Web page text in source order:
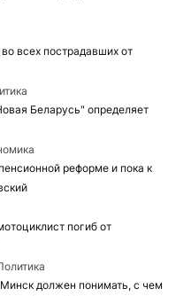
всех пострадавших от
Беларусь" определяет
реформе и пока к
погиб от
должен понимать, с чем